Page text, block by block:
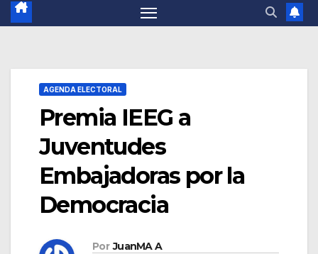
AGENDA ELECTORAL
Premia IEEG a
Juventudes
Embajadoras por la
Democracia
Por JuanMA A